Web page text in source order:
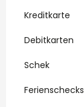
Kreditkarte
Debitkarten
Schek
Ferienschecks